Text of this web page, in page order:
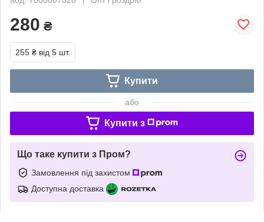
280 ₴
255 ₴ від 5 шт.
Купити
або
Купити з
Що таке купити з Пром?
Замовлення під захистом
Доступна доставка